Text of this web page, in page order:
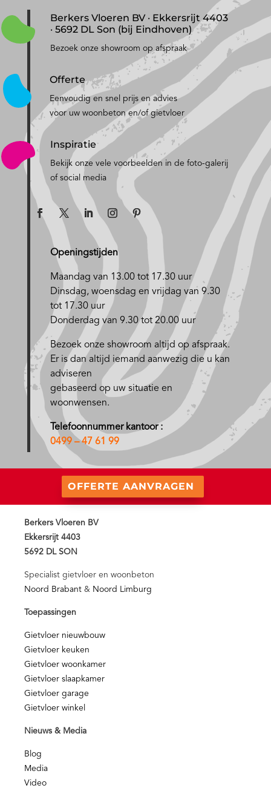
Berkers Vloeren BV · Ekkersrijt 4403
· 5692 DL Son (bij Eindhoven)
Bezoek onze showroom op afspraak
Offerte
Eenvoudig en snel prijs en advies
voor uw woonbeton en/of gietvloer
Inspiratie
Bekijk onze vele voorbeelden in de foto-galerij
of social media
Openingstijden
Maandag van 13.00 tot 17.30 uur
Dinsdag, woensdag en vrijdag van 9.30
tot 17.30 uur
Donderdag van 9.30 tot 20.00 uur
Bezoek onze showroom altijd op afspraak.
Er is dan altijd iemand aanwezig die u kan
adviseren
gebaseerd op uw situatie en
woonwensen.
Telefoonnummer kantoor :
0499 – 47 61 99
OFFERTE AANVRAGEN
Berkers Vloeren BV
Ekkersrijt 4403
5692 DL SON
Specialist gietvloer en woonbeton
Noord Brabant & Noord Limburg
Toepassingen
Gietvloer nieuwbouw
Gietvloer keuken
Gietvloer woonkamer
Gietvloer slaapkamer
Gietvloer garage
Gietvloer winkel
Nieuws & Media
Blog
Media
Video